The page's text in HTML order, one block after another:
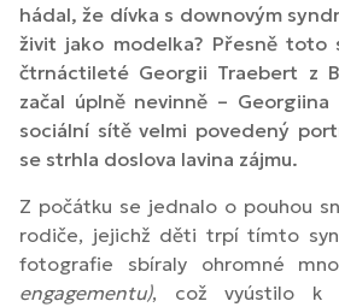
hádal, že dívka s downovým
živit jako modelka? Přesně
čtrnáctileté Georgii Traebert z
začal úplně nevinně –
sociální sítě velmi povedený
se strhla doslova lavina zájmu.
Z počátku se jednalo o pouhou
rodiče, jejichž děti trpí tímto
fotografie sbíraly ohromné
engagementu), což vyústilo k